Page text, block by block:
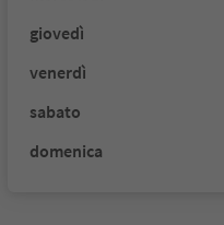
giovedì
venerdì
sabato
domenica